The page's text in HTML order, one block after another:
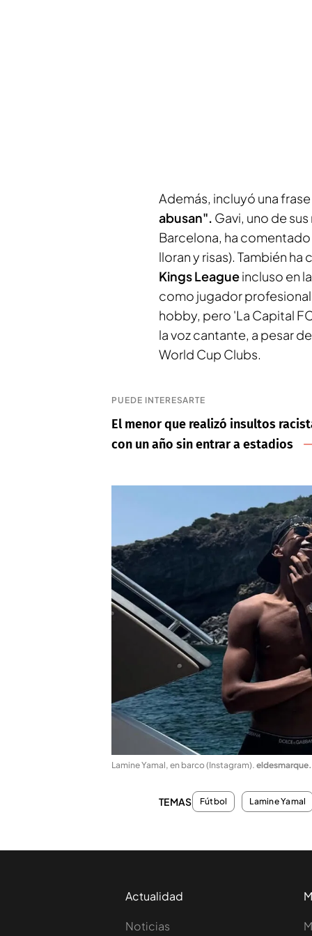
Además, incluyó una
abusan". Gavi, uno de
Barcelona, ha
lloran y risas). También
Kings Leagueincluso en
como jugador
hobby, pero 'La Capital
la voz cantante, a pesar
World Cup Clubs.
PUEDE INTERESARTE
El menor que realizó insultos
con un año sin entrar a estadios
Lamine Yamal, en barco (Instagram).
TEMAS Fútbol Lamine Yamal
Actualidad
Noticias